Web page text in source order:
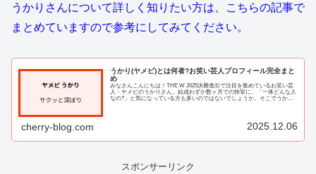
うかりさんについて詳しく知りたい方は、こちらの記事で
まとめていますので参考にしてみてください。
うかり(ヤメピ)とは何者?お笑い芸人プロフィール完全まと
め
みなさんこんにちは！THE W 2025決勝進出で注目を集めているお笑い芸
人・ヤメピのうかりさん。結成わずか数ヶ月での快挙に、「一体どんな人
なの?」と気になっている方も多いのではないでしょうか。そこでうかり
cherry-blog.com 2025.12.06
スポンサーリンク